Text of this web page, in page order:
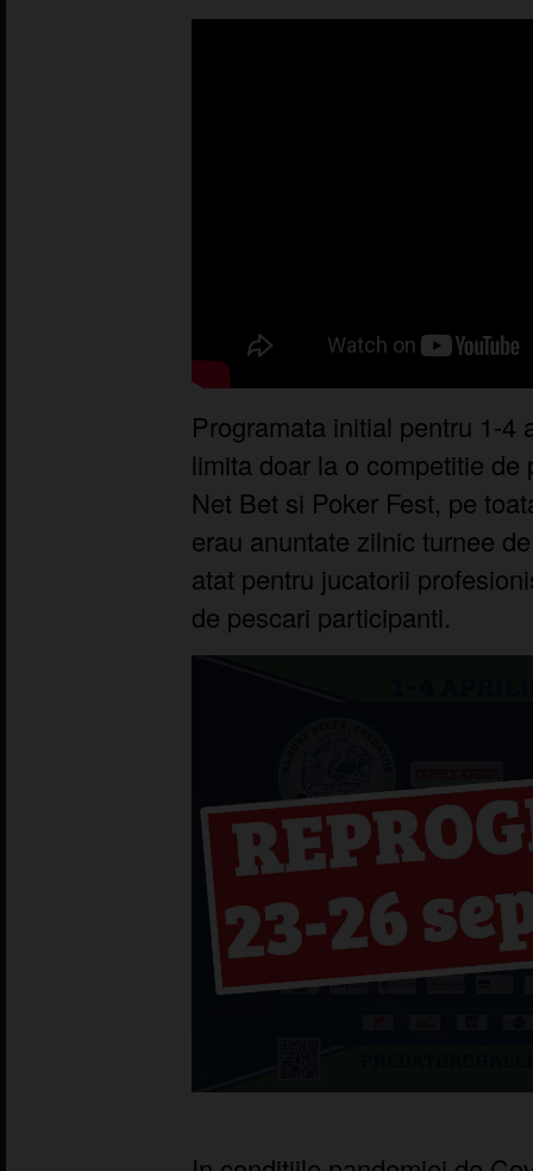
Programata initial pentru 1-4
limita doar la o competitie
Net Bet si Poker Fest, pe
erau anuntate zilnic turnee
atat pentru jucatorii
de pescari participanti.